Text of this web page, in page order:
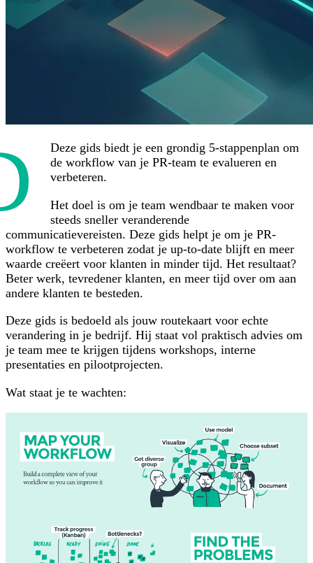
Deze gids biedt je een grondig 5-stappenplan om
de workflow van je PR-team te evalueren en
verbeteren.
Het doel is om je team wendbaar te maken voor
steeds sneller veranderende
communicatievereisten. Deze gids helpt je om je PR-
workflow te verbeteren zodat je up-to-date blijft en meer
waarde creëert voor klanten in minder tijd. Het resultaat?
Beter werk, tevredener klanten, en meer tijd over om aan
andere klanten te besteden.
Deze gids is bedoeld als jouw routekaart voor echte
verandering in je bedrijf. Hij staat vol praktisch advies om
je team mee te krijgen tijdens workshops, interne
presentaties en pilootprojecten.
Wat staat je te wachten: